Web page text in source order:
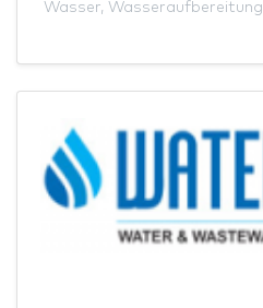
Wasser, Wasseraufbereitung